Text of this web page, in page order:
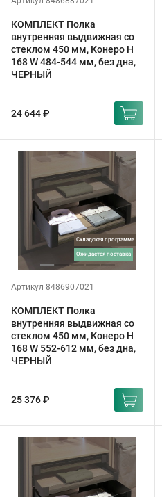
КОМПЛЕКТ Полка
внутренняя выдвижная со
стеклом 450 мм, Конеро H
168 W 484-544 мм, без дна,
ЧЕРНЫЙ
24 644 ₽
Складская программа
ожидается поставка
Артикул 8486907021
КОМПЛЕКТ Полка
внутренняя выдвижная со
стеклом 450 мм, Конеро H
168 W 552-612 мм, без дна,
ЧЕРНЫЙ
25 376 ₽